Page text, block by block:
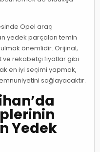
Opel araç
yedek parçaları temin
önemlidir. Orijinal,
ve rekabetçi fiyatlar gibi
en iyi seçimi yapmak,
sağlayacaktır.
Yedek